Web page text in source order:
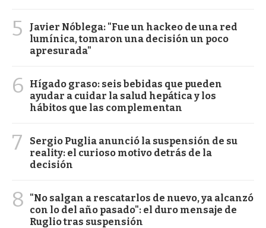
5
Javier Nóblega: "Fue un hackeo de una red
lumínica, tomaron una decisión un poco
apresurada"
6
Hígado graso: seis bebidas que pueden
ayudar a cuidar la salud hepática y los
hábitos que las complementan
7
Sergio Puglia anunció la suspensión de su
reality: el curioso motivo detrás de la
decisión
8
"No salgan a rescatarlos de nuevo, ya alcanzó
con lo del año pasado": el duro mensaje de
Ruglio tras suspensión